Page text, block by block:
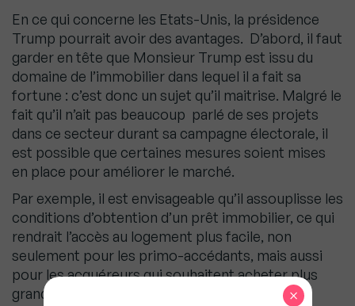
En ce qui concerne les Etats-Unis, la présidence
Trump pourrait avoir des avantages. D’abord, il faut
garder en tête que Monsieur Trump est issu du
domaine de l’immobilier dans lequel il a fait sa
fortune : c’est donc un sujet qu’il maitrise. Malgré le
fait qu’il n’ait pas beaucoup parlé de ses projets
dans ce secteur durant sa campagne électorale, il
est possible que certaines mesures soient mises
en place pour améliorer le marché.
Par exemple, il est envisageable qu’il assouplisse les
conditions d’obtention d’un prêt immobilier, ce qui
rendrait l’accès au logement plus facile, non
seulement pour les primo-accédants, mais aussi
pour les acquéreurs qui souhaitent acheter plus
grand ou plus petit.
×